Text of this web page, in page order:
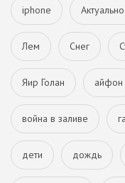
iphone
Лем Снег
Яир Голан айфон
война в заливе
дети дождь